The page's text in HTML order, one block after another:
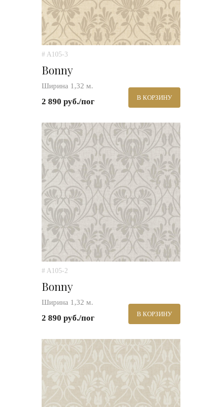
# A105-3
Bonny
Ширина 1,32 м.
2 890 руб./пог В КОРЗИНУ
# A105-2
Bonny
Ширина 1,32 м.
2 890 руб./пог В КОРЗИНУ